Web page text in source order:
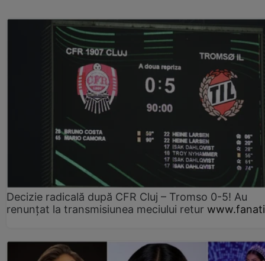
Decizie radicală după CFR Cluj – Tromso 0-5! Au
renunțat la transmisiunea meciului retur